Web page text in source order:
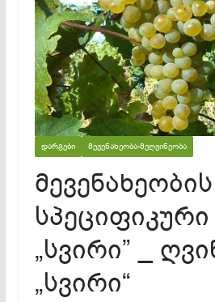
ᲓᲐᲠᲒᲔᲑᲘ ᲛᲔᲕᲔᲜᲐᲮᲔᲝᲑᲐ-ᲛᲔᲦᲕᲘᲜᲔᲝᲑᲐ
მევენახეობის
„სვირი” _
„სვირი“